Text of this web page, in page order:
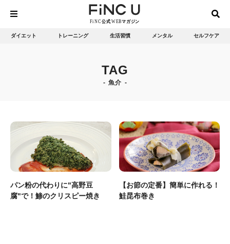
ダイエット トレーニング 生活習慣 メンタル セルフケア
TAG
魚介
パン粉の代わりに"高野豆
腐"で！鯵のクリスピー焼き
【お節の定番】簡単に作れる！
鮭昆布巻き